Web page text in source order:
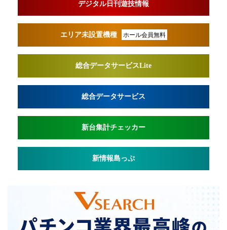
デジタル日刊遊技情報
エリア未設置機種 ホール会員無料
総合データサービスLite
総合データサービス
新台集計チェッカー
新情報島っぷ